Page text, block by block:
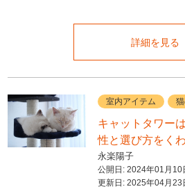
詳細を見る
室内アイテム
キャットタワー
性と選び方をく
永楽陽子
公開日: 2024年01月10
更新日: 2025年04月23